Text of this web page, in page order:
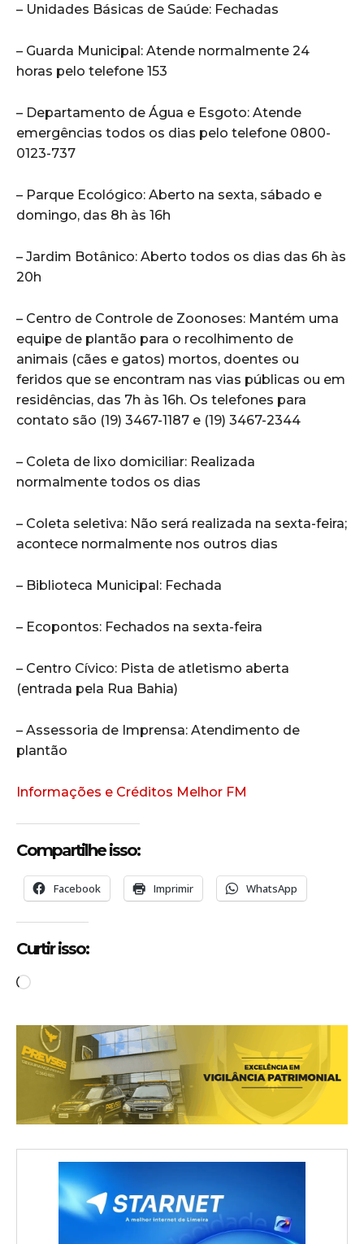
– Unidades Básicas de Saúde: Fechadas
– Guarda Municipal: Atende normalmente 24
horas pelo telefone 153
– Departamento de Água e Esgoto: Atende
emergências todos os dias pelo telefone 0800-
0123-737
– Parque Ecológico: Aberto na sexta, sábado e
domingo, das 8h às 16h
– Jardim Botânico: Aberto todos os dias das 6h às
20h
– Centro de Controle de Zoonoses: Mantém uma
equipe de plantão para o recolhimento de
animais (cães e gatos) mortos, doentes ou
feridos que se encontram nas vias públicas ou em
residências, das 7h às 16h. Os telefones para
contato são (19) 3467-1187 e (19) 3467-2344
– Coleta de lixo domiciliar: Realizada
normalmente todos os dias
– Coleta seletiva: Não será realizada na sexta-feira;
acontece normalmente nos outros dias
– Biblioteca Municipal: Fechada
– Ecopontos: Fechados na sexta-feira
– Centro Cívico: Pista de atletismo aberta
(entrada pela Rua Bahia)
– Assessoria de Imprensa: Atendimento de
plantão
Informações e Créditos Melhor FM
Compartilhe isso:
Facebook Imprimir WhatsApp
Curtir isso:
C
r
r
e
n
d